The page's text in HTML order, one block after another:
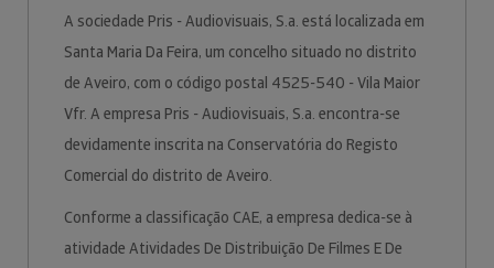
A sociedade Pris - Audiovisuais, S.a. está localizada em
Santa Maria Da Feira, um concelho situado no distrito
de Aveiro, com o código postal 4525-540 - Vila Maior
Vfr. A empresa Pris - Audiovisuais, S.a. encontra-se
devidamente inscrita na Conservatória do Registo
Comercial do distrito de Aveiro.
Conforme a classificação CAE, a empresa dedica-se à
atividade Atividades De Distribuição De Filmes E De